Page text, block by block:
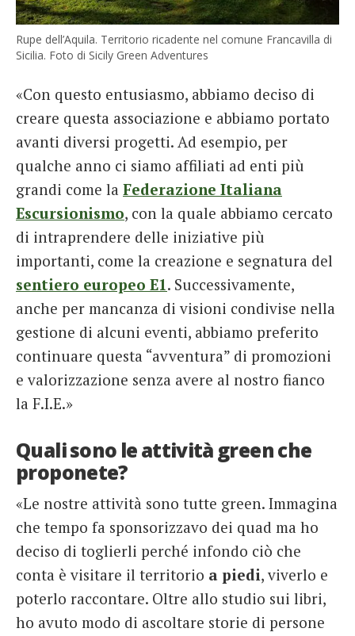
Rupe dell’Aquila. Territorio ricadente nel comune Francavilla di
Sicilia. Foto di Sicily Green Adventures
«Con questo entusiasmo, abbiamo deciso di
creare questa associazione e abbiamo portato
avanti diversi progetti. Ad esempio, per
qualche anno ci siamo affiliati ad enti più
grandi come la Federazione Italiana
Escursionismo, con la quale abbiamo cercato
di intraprendere delle iniziative più
importanti, come la creazione e segnatura del
sentiero europeo E1. Successivamente,
anche per mancanza di visioni condivise nella
gestione di alcuni eventi, abbiamo preferito
continuare questa “avventura” di promozioni
e valorizzazione senza avere al nostro fianco
la F.I.E.»
Quali sono le attività green che
proponete?
«Le nostre attività sono tutte green. Immagina
che tempo fa sponsorizzavo dei quad ma ho
deciso di toglierli perché infondo ciò che
conta è visitare il territorio a piedi, viverlo e
poterlo raccontare. Oltre allo studio sui libri,
ho avuto modo di ascoltare storie di persone